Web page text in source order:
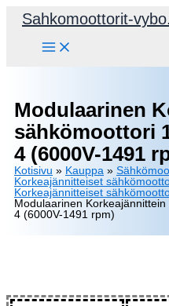
Siirry
Sahkomoottorit-
Modulaarinen
sähkömoottori
4 (6000V-1491
Kotisivu » Kauppa »
Korkeajännitteiset
Korkeajännitteiset
Modulaarinen
4 (6000V-1491 rpm)